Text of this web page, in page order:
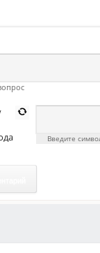
Введите